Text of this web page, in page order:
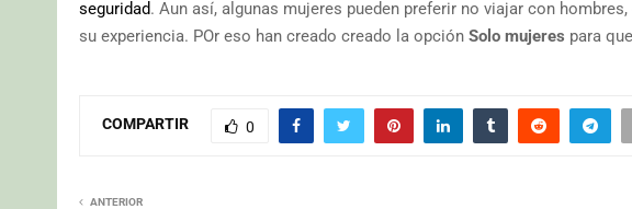
seguridad. Aun así, algunas mujeres pueden preferir no viajar con
su experiencia. POr eso han creado creado la opción Solo mujeres para
COMPARTIR 0
ANTERIOR